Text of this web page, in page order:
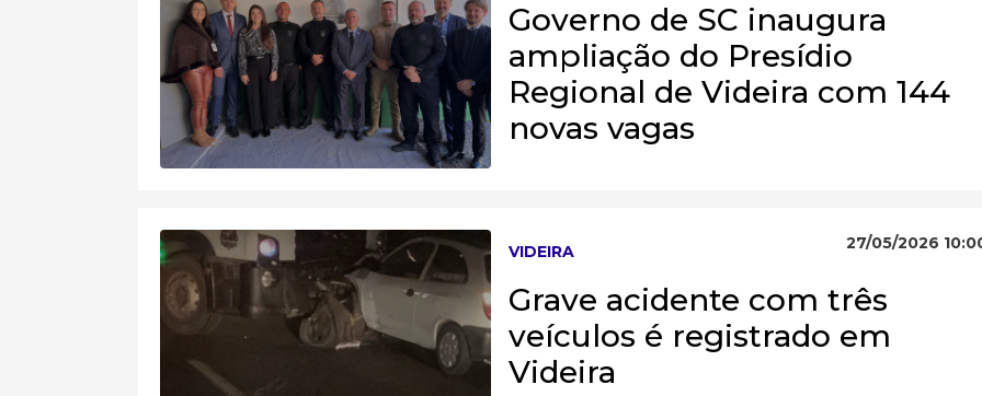
Governo de SC inaugura
ampliação do Presídio
Regional de Videira com 144
novas vagas
VIDEIRA 27/05/2026
Grave acidente com três
veículos é registrado em
Videira